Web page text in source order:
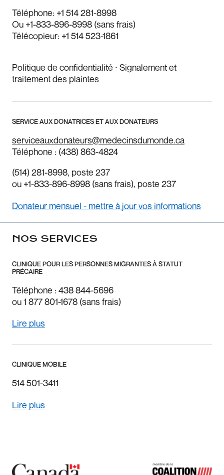
Téléphone: +1 514 281-8998
Ou +1-833-896-8998(sans frais)
Télécopieur: +1 514 523-1861
Politique de confidentialité ⸱ Signalement et
traitement des plaintes
SERVICE AUX DONATRICES ET AUX DONATEURS
serviceauxdonateurs@medecinsdumonde.ca
Téléphone : (438) 863-4824
(514) 281-8998, poste 237
ou +1-833-896-8998(sans frais), poste 237
Donateur mensuel - mettre à jour vos informations
NOS SERVICES
CLINIQUE POUR LES PERSONNES MIGRANTES À STATUT
PRÉCAIRE
Téléphone : 438 844-5696
ou 1 877 801-1678 (sans frais)
Lire plus
CLINIQUE MOBILE
514 501-3411
Lire plus